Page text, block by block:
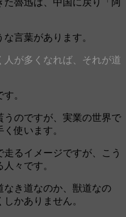
魯迅は、中国に戻り「阿
言葉があります。
が多くなれば、それが道
。
のですが、実業の世界で
使います。
るイメージですが、こう
々です。
き道なのか、獣道なの
かありません。